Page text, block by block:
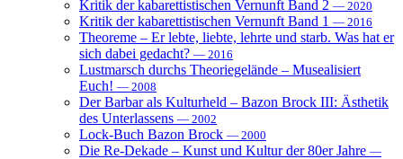
Kritik der kabarettistischen Vernunft Band 2 — 2020
Kritik der kabarettistischen Vernunft Band 1 — 2016
Theoreme – Er lebte, liebte, lehrte und starb. Was hat er
sich dabei gedacht? — 2016
Lustmarsch durchs Theoriegelände – Musealisiert
Euch! — 2008
Der Barbar als Kulturheld – Bazon Brock III: Ästhetik
des Unterlassens — 2002
Lock-Buch Bazon Brock — 2000
Die Re-Dekade – Kunst und Kultur der 80er Jahre —